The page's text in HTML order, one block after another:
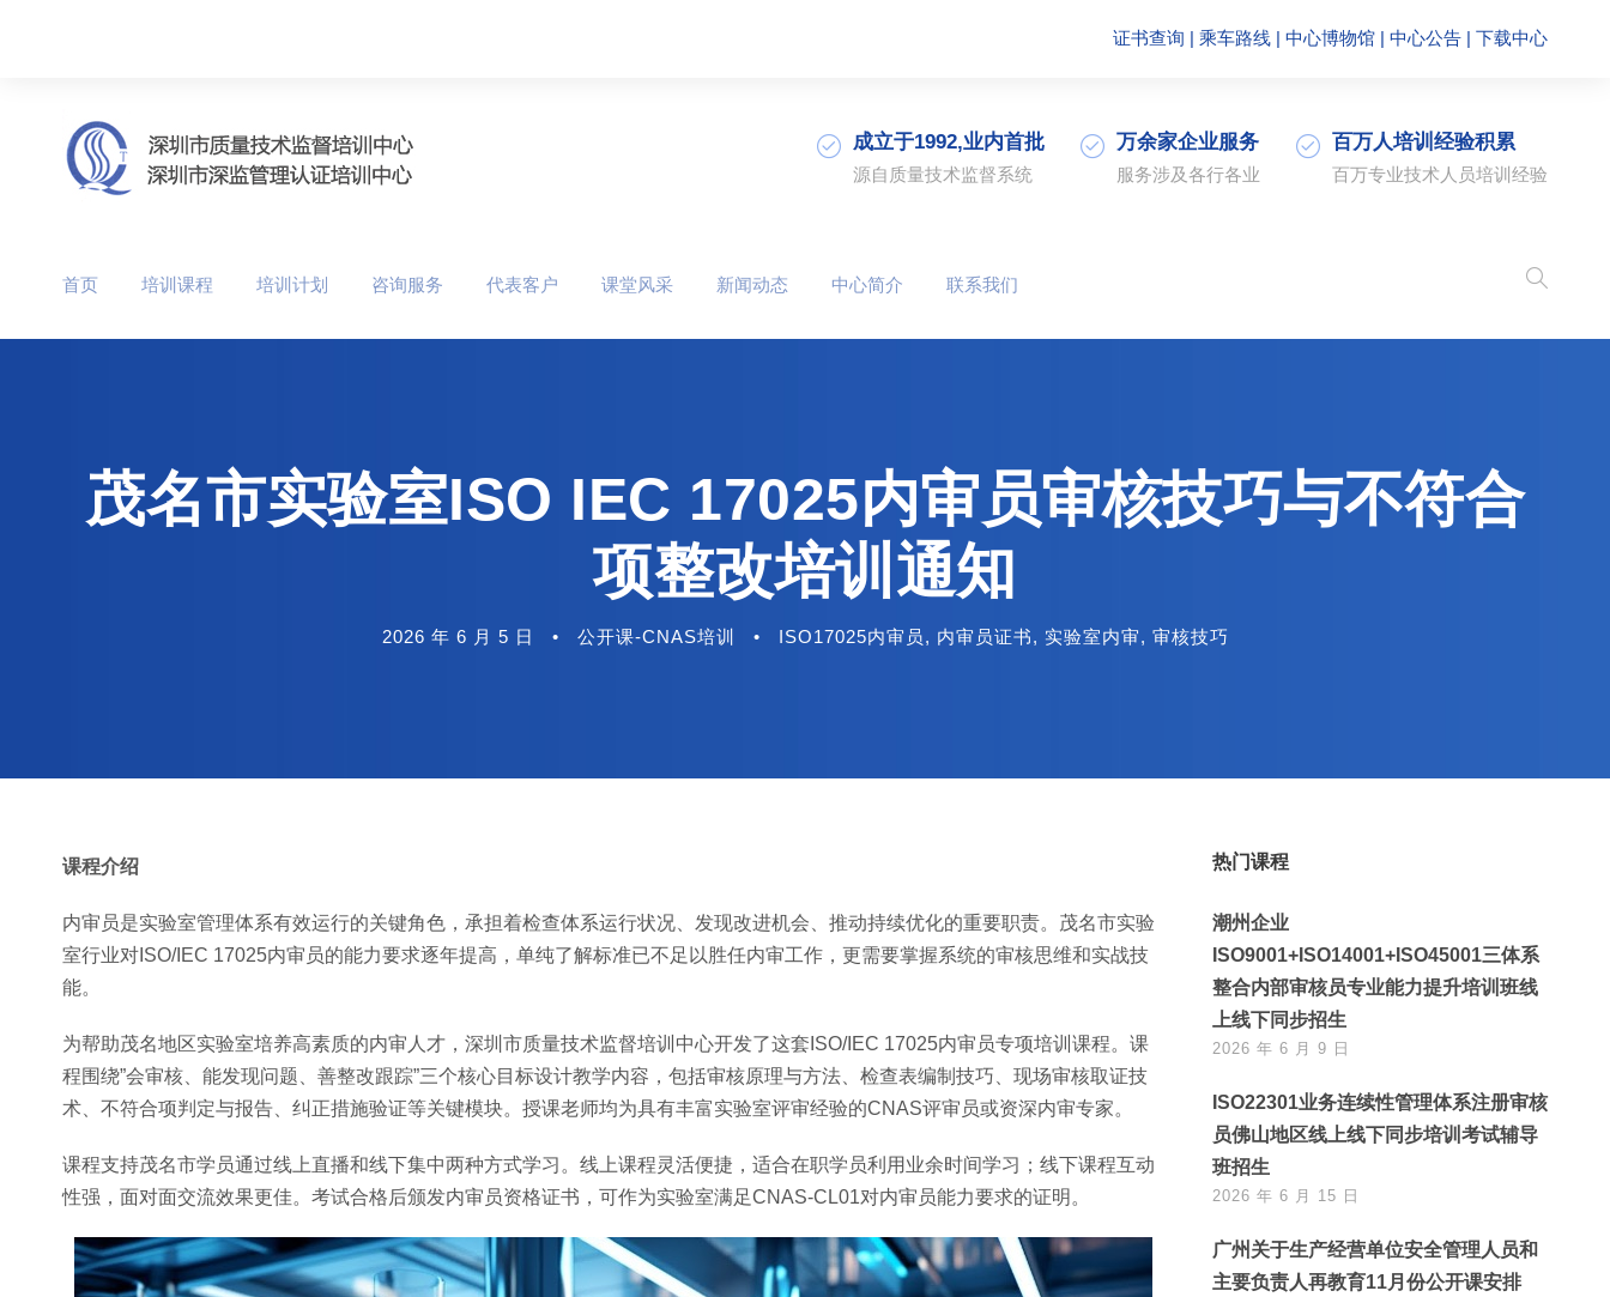
证书查询 | 乘车路线 | 中心博物馆 | 中心公告 | 下载中心
成立于1992,业内首批
源自质量技术监督系统
万余家企业服务
服务涉及各行各业
百万人培训经验积累
百万专业技术人员培训经验
首页 培训课程 培训计划 咨询服务 代表客户 课堂风采 新闻动态 中心简介 联系我们
茂名市实验室ISO IEC 17025内审员审核技巧与不符合
项整改培训通知
2026 年 6 月 5 日 • 公开课-CNAS培训 • ISO17025内审员, 内审员证书, 实验室内审, 审核技巧
课程介绍
内审员是实验室管理体系有效运行的关键角色，承担着检查体系运行状况、发现改进机会、推动持续优化的重要职责。茂名市实验
室行业对ISO/IEC 17025内审员的能力要求逐年提高，单纯了解标准已不足以胜任内审工作，更需要掌握系统的审核思维和实战技
能。
为帮助茂名地区实验室培养高素质的内审人才，深圳市质量技术监督培训中心开发了这套ISO/IEC 17025内审员专项培训课程。课
程围绕”会审核、能发现问题、善整改跟踪”三个核心目标设计教学内容，包括审核原理与方法、检查表编制技巧、现场审核取证技
术、不符合项判定与报告、纠正措施验证等关键模块。授课老师均为具有丰富实验室评审经验的CNAS评审员或资深内审专家。
课程支持茂名市学员通过线上直播和线下集中两种方式学习。线上课程灵活便捷，适合在职学员利用业余时间学习；线下课程互动
性强，面对面交流效果更佳。考试合格后颁发内审员资格证书，可作为实验室满足CNAS-CL01对内审员能力要求的证明。
热门课程
潮州企业
ISO9001+ISO14001+ISO45001三体系
整合内部审核员专业能力提升培训班线
上线下同步招生
2026 年 6 月 9 日
ISO22301业务连续性管理体系注册审核
员佛山地区线上线下同步培训考试辅导
班招生
2026 年 6 月 15 日
广州关于生产经营单位安全管理人员和
主要负责人再教育11月份公开课安排